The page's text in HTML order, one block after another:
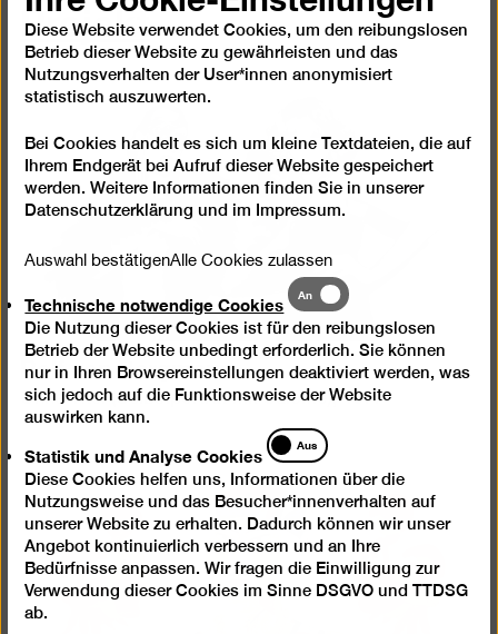
Projekt
Rolf von Bergmann
Ohne Titel (Selbstporträt mit Salomé), 1977
Diese Website verwendet Cookies, um den reibungslosen
Betrieb dieser Website zu gewährleisten und das
Nutzungsverhalten der User*innen anonymisiert
statistisch auszuwerten.
Bei Cookies handelt es sich um kleine Textdateien, die auf
Ihrem Endgerät bei Aufruf dieser Website gespeichert
werden. Weitere Informationen finden Sie in unserer
Datenschutzerklärung und im Impressum.
Auswahl bestätigenAlle Cookies zulassen
Technische notwendige Cookies
Technische
notwendige
Cookies
An
Die Nutzung dieser Cookies ist für den reibungslosen
Betrieb der Website unbedingt erforderlich. Sie können
nur in Ihren Browsereinstellungen deaktiviert werden, was
sich jedoch auf die Funktionsweise der Website
auswirken kann.
Statistik und Analyse Cookies
Statistik
und
Analyse
Cookies
Aus
Diese Cookies helfen uns, Informationen über die
Nutzungsweise und das Besucher*innenverhalten auf
unserer Website zu erhalten. Dadurch können wir unser
Angebot kontinuierlich verbessern und an Ihre
Bedürfnisse anpassen. Wir fragen die Einwilligung zur
Verwendung dieser Cookies im Sinne DSGVO und TTDSG
ab.